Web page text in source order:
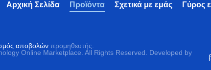
Γύρος
Σχετικά με εμάς
Προϊόντα
Αρχική Σελίδα
αποβολών προμηθευτής.
Online Marketplace. All Rights Reserved. Developed by